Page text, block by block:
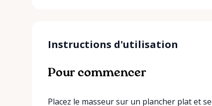
Instructions d'utilisation
Pour commencer
Placez le masseur sur un plancher plat et